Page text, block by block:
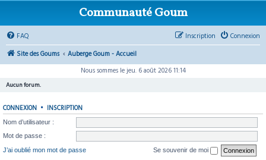
Communauté Goum
FAQ Connexion
Inscription
Site des Goums
Auberge Goum - Accueil
Nous sommes le jeu. 6 août 2026 11:14
Aucun forum.
CONNEXION • INSCRIPTION
Nom d’utilisateur :
Mot de passe :
J’ai oublié mon mot de passe
Se souvenir de moi